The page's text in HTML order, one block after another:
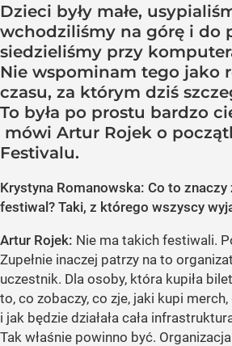
Dzieci były małe,
wchodziliśmy na górę i do
siedzieliśmy przy
Nie wspominam tego jako
czasu, za którym dziś
To była po prostu bardzo
mówi Artur Rojek o
Festivalu.
Krystyna Romanowska: Co to
festiwal? Taki, z którego wszyscy
Artur Rojek: Nie ma takich festiwali.
Zupełnie inaczej patrzy na to
uczestnik. Dla osoby, która kupiła
to, co zobaczy, co zje, jaki kupi
i jak będzie działała cała
Tak właśnie powinno być.